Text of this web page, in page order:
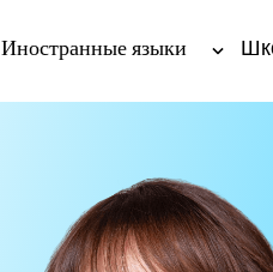
Иностранные языки